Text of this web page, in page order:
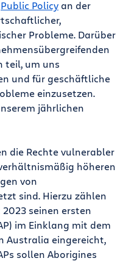
Public Policy an der
Probleme. Darüber
teil, um uns
und für geschäftliche
einzusetzen.
jährlichen
die Rechte vulnerabler
höheren
von
sind. Hierzu zählen
seinen ersten
im Einklang mit dem
Australia eingereicht,
sollen Aborigines